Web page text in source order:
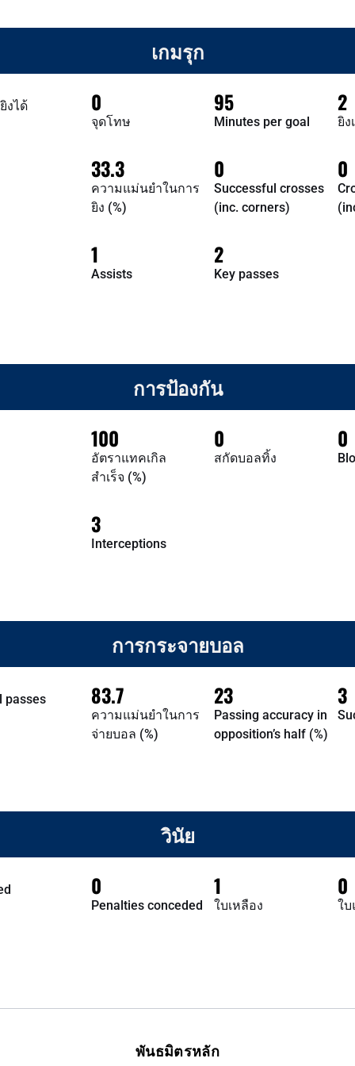
เกมรุก
งได้ 0
จุดโทษ
95
Minutes per goal
2
ยิง
33.3
ความแม่นยำในการ
ยิง (%)
0
Successful crosses
(inc. corners)
0
1
Assists
2
Key passes
การป้องกัน
100
อัตราแทคเกิล
สำเร็จ (%)
0
สกัดบอลทิ้ง
0
3
Interceptions
การกระจายบอล
passes 83.7
ความแม่นยำในการ
จ่ายบอล (%)
23
Passing accuracy in
opposition’s half (%)
3
วินัย
0
Penalties conceded
1
ใบเหลือง
0
ใ
พันธมิตรหลัก